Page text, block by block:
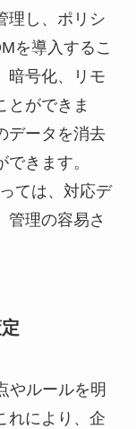
理し、ポリシ
を導入するこ
暗号化、リモ
とができま
データを消去
きます。
ては、対応デ
管理の容易さ
やルールを明
れにより、企